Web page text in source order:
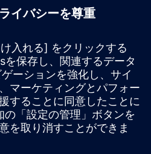
市場全般について新しい視点を
にアクセス